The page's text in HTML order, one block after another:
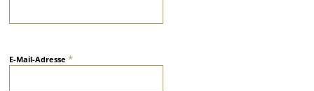
E-Mail-Adresse*